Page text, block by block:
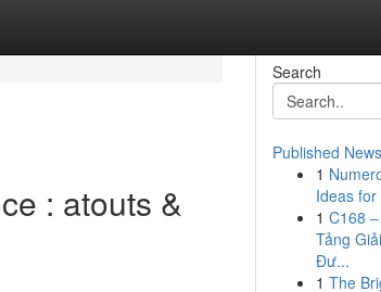
: atouts &
Search
Published News
1
Ideas for
1 C168
Tảng
Đư...
1 The